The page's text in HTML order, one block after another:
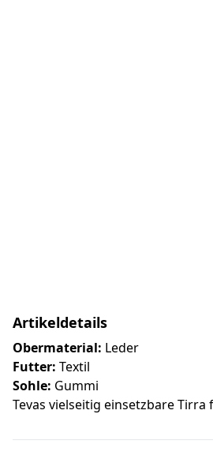
Artikeldetails
Obermaterial: Leder
Futter: Textil
Sohle: Gummi
Tevas vielseitig einsetzbare